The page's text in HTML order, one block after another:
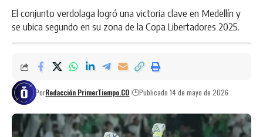
El conjunto verdolaga logró una victoria clave en Medellín y
se ubica segundo en su zona de la Copa Libertadores 2025.
PorRedacción PrimerTiempo.CO Publicado 14 de mayo de 2026